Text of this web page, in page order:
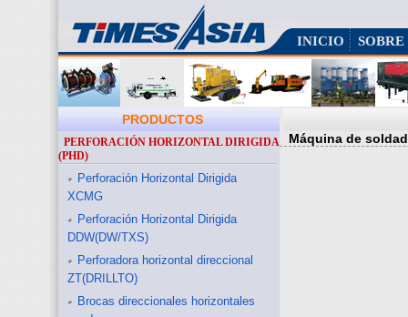
INICIO SOBRE
PRODUCTOS
PERFORACIÓN HORIZONTAL DIRIGIDA
(PHD)
Perforación Horizontal Dirigida
XCMG
Perforación Horizontal Dirigida
DDW(DW/TXS)
Perforadora horizontal direccional
ZT(DRILLTO)
Brocas direccionales horizontales
Máquina de